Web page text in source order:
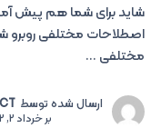
شاید برای شما هم پیش
اصطلاحات مختلفی روبرو
مختلفی ...
ارسال شده توسط
برخرداد 2, 1402